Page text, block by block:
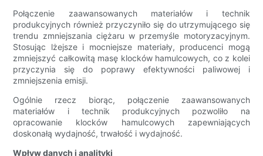
Połączenie zaawansowanych materiałów i technik
produkcyjnych również przyczyniło się do utrzymującego się
trendu zmniejszania ciężaru w przemyśle motoryzacyjnym.
Stosując lżejsze i mocniejsze materiały, producenci mogą
zmniejszyć całkowitą masę klocków hamulcowych, co z kolei
przyczynia się do poprawy efektywności paliwowej i
zmniejszenia emisji.
Ogólnie rzecz biorąc, połączenie zaawansowanych
materiałów i technik produkcyjnych pozwoliło na
opracowanie klocków hamulcowych zapewniających
doskonałą wydajność, trwałość i wydajność.
Wpływ danych i analityki